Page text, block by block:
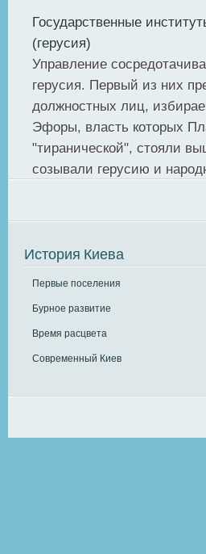
Государственные
(герусия)
Управление
герусия. Первый из них
должностных лиц,
Эфоры, власть которых
"тиранической", стояли
созывали герусию и
История Киева
Первые поселения
Бурное развитие
Время расцвета
Современный Киев